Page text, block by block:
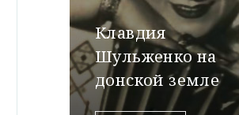
Клавдия
Шульженко на
донской земле